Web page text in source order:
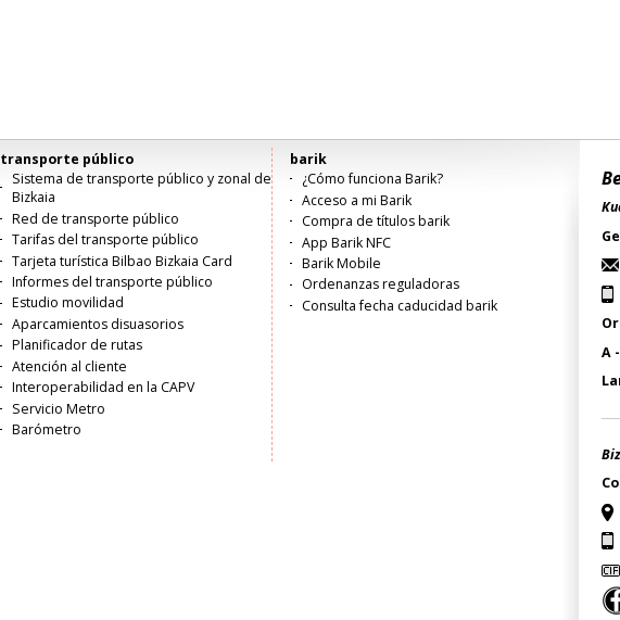
transporte público
Sistema de transporte público y zonal de
Bizkaia
Red de transporte público
Tarifas del transporte público
Tarjeta turística Bilbao Bizkaia Card
Informes del transporte público
Estudio movilidad
Aparcamientos disuasorios
Planificador de rutas
Atención al cliente
Interoperabilidad en la CAPV
Servicio Metro
Barómetro
barik
¿Cómo funciona Barik?
Acceso a mi Barik
Compra de títulos barik
App Barik NFC
Barik Mobile
Ordenanzas reguladoras
Consulta fecha caducidad barik
A